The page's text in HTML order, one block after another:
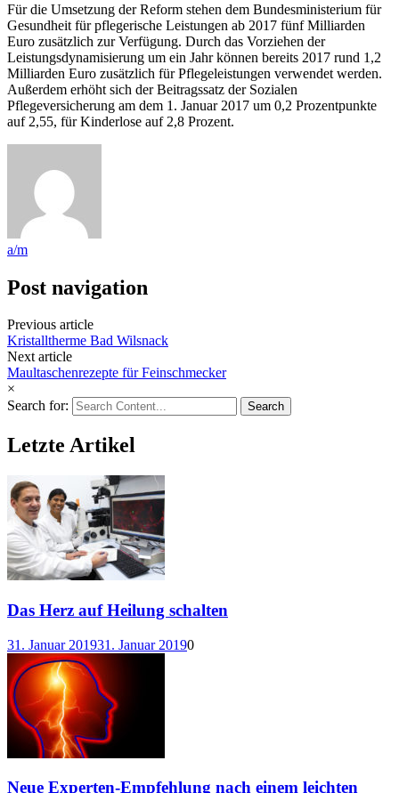
Für die Umsetzung der Reform stehen dem Bundesministerium für
Gesundheit für pflegerische Leistungen ab 2017 fünf Milliarden
Euro zusätzlich zur Verfügung. Durch das Vorziehen der
Leistungsdynamisierung um ein Jahr können bereits 2017 rund 1,2
Milliarden Euro zusätzlich für Pflegeleistungen verwendet werden.
Außerdem erhöht sich der Beitragssatz der Sozialen
Pflegeversicherung am dem 1. Januar 2017 um 0,2 Prozentpunkte
auf 2,55, für Kinderlose auf 2,8 Prozent.
a/m
Post navigation
Previous article
Kristalltherme Bad Wilsnack
Next article
Maultaschenrezepte für Feinschmecker
×
Search for:
Letzte Artikel
Das Herz auf Heilung schalten
31. Januar 201931. Januar 20190
Neue Experten-Empfehlung nach einem leichten